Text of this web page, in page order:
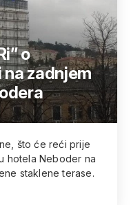
o
zadnjem
što će reći prije
hotela Neboder na
staklene terase.